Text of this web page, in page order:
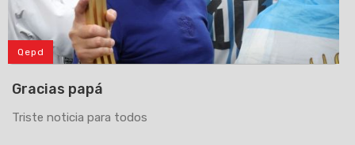
Qepd
Gracias papá
Triste noticia para todos